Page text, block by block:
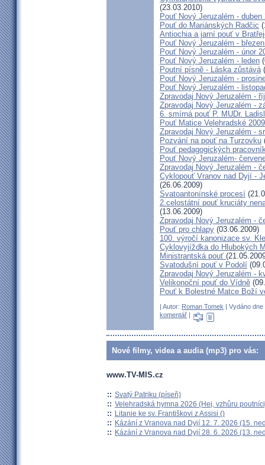
(23.03.2010)
Pouť Nový Jeruzalém - duben
Pouť do Mariánských Radčic
Antiochia a jarní pouť v
Pouť Nový Jeruzalém -
Pouť Nový Jeruzalém - únor
Pouť Nový Jeruzalém - leden
Poutní písně - Láska zůstává
Pouť Nový Jeruzalém -
Pouť Nový Jeruzalém -
Zpravodaj Nový Jeruzalém -
Zpravodaj Nový Jeruzalém -
6. smírná pouť P. MUDr.
Pouť Matice Velehradské 2009
Zpravodaj Nový Jeruzalém -
Pozvání na pouť na Turzovku
Pouť pedagogických
Pouť Nový Jeruzalém-
Zpravodaj Nový Jeruzalém -
Cyklopouť Vranov nad Dyjí -
(26.06.2009)
Svatoantonínské procesí
2.celostátní pouť kruciáty
(13.06.2009)
Zpravodaj Nový Jeruzalém -
Pouť pro chlapy (03.06.2009)
100. výročí kanonizace sv.
Cyklovyjíždka do Hlubokých
Ministrantská pouť
Svatodušní pouť v Podolí
Zpravodaj Nový Jeruzalém -
Velikonoční pouť do Vídně
Pouť k Bolestné Matce Boží
| Autor: Roman Tomek | Vydáno
komentář |
Nové filmy, videa a audia (mp3) pro vás:
www.TV-MIS.cz
:: Svatý Patriku (píseň)
:: Velehradská hymna 2026 (Hej, vzhůru
:: Litanie ke sv. Františkovi z Assisi ()
:: Kázání z Vranova nad Dyjí 12. 7. 2026 (15.
:: Kázání z Vranova nad Dyjí 28. 6. 2026 (13.